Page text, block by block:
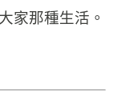
家那種生活。